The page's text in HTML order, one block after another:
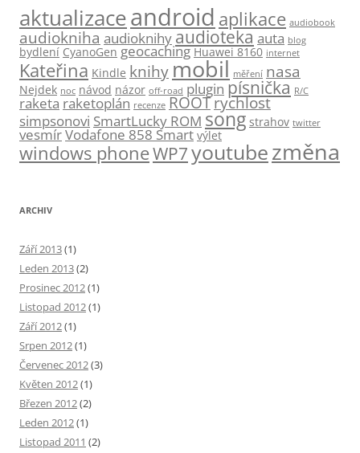
aktualizaceandroid aplikace audiobook
audiokniha audioknihy audioteka auta blog
bydlení CyanoGen geocaching Huawei 8160 internet
Kateřina Kindle knihy mobil měření nasa
Nejdek noc návod názor off-road plugin písnička R/C
raketa raketoplán recenze ROOT rychlost
simpsonovi SmartLucky ROM song strahov twitter
vesmírVodafone 858 Smart výlet
windows phoneWP7youtubezměna
ARCHIV
Září 2013(1)
Leden 2013(2)
Prosinec 2012(1)
Listopad 2012(1)
Září 2012(1)
Srpen 2012(1)
Červenec 2012(3)
Květen 2012(1)
Březen 2012(2)
Leden 2012(1)
Listopad 2011 (2)